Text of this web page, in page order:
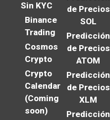
Sin KYC
Binance
Trading
Cosmos
Crypto
Crypto
Calendar
(Coming
soon)
de Precios
SOL
Predicción
de Precios
ATOM
Predicción
de Precios
XLM
Predicción